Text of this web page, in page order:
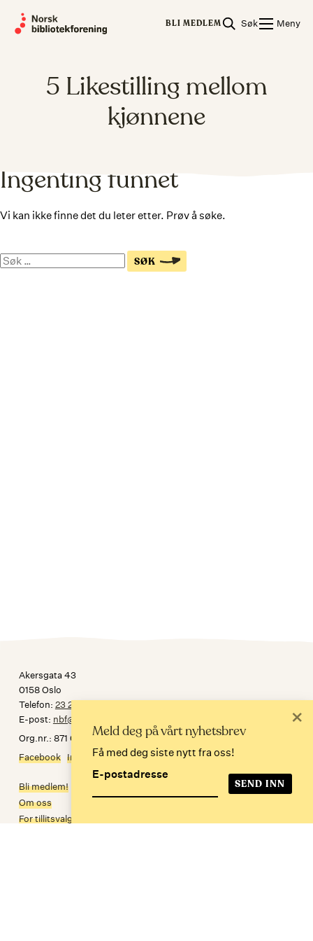
BLI MEDLEM Søk Meny
5 Likestilling mellom
kjønnene
Ingenting funnet
Vi kan ikke finne det du leter etter. Prøv å søke.
Søk
SØK
Akersgata 43
0158 Oslo
Telefon: 23 24 34 30
E-post: nbf@norskbibliotekforening.no
Org.nr.: 871 032 092
Facebook Instagram
Bli medlem!
Om oss
For tillitsvalgte
Meld deg på vårt nyhetsbrev
Få med deg siste nytt fra oss!
E-postadresse
×